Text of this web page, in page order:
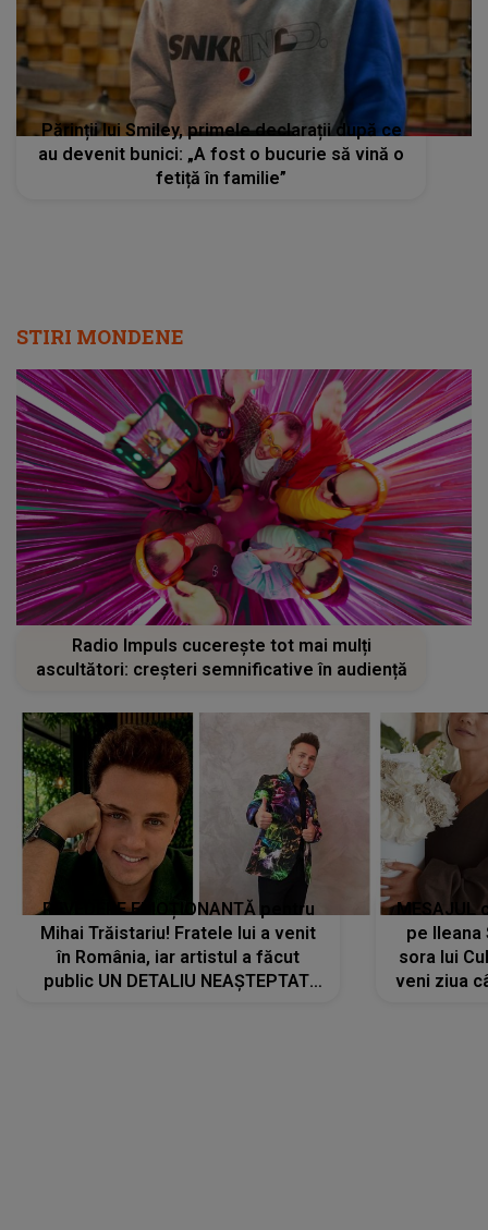
Părinții lui Smiley, primele declarații după ce
au devenit bunici: „A fost o bucurie să vină o
fetiță în familie”
STIRI MONDENE
Radio Impuls cucerește tot mai mulți
ascultători: creșteri semnificative în audiență
REVEDERE EMOȚIONANTĂ pentru
Mihai Trăistariu! Fratele lui a venit
în România, iar artistul a făcut
public UN DETALIU NEAȘTEPTAT:
MESAJUL
pe Ileana
sora lui
veni ziua